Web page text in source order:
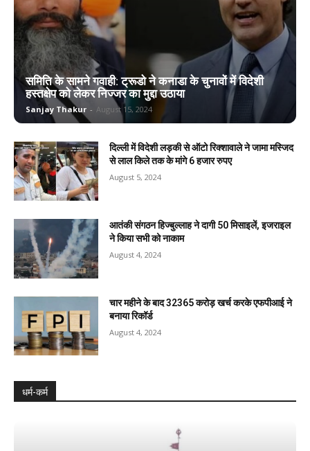
समिति के सामने गवाही: ट्रूडो ने कनाडा के चुनावों में विदेशी
हस्तक्षेप को लेकर निज्जर का मुद्दा उठाया
Sanjay Thakur - August 15, 2024
दिल्ली में विदेशी लड़की से ऑटो रिक्शावाले ने जामा मस्जिद
से लाल किले तक के मांगे 6 हजार रुपए
August 5, 2024
आतंकी संगठन हिज्बुल्लाह ने दागी 50 मिसाइलें, इजराइल
ने किया सभी को नाकाम
August 4, 2024
चार महीने के बाद 32365 करोड़ खर्च करके एफपीआई ने
बनाया रिकॉर्ड
August 4, 2024
धर्म-कर्म